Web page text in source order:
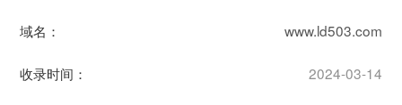
域名： www.ld503.com
收录时间： 2024-03-14